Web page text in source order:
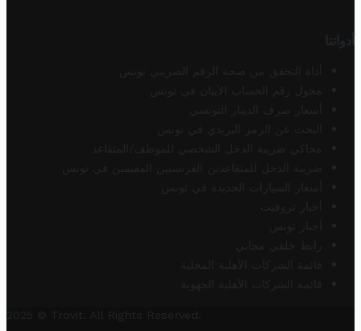
أدواتنا
أداة التحقق من صحة الرقم الضريبي تونس
محول رقم الحساب الآيبان في تونس
أسعار صرف الدينار التونسي
البحث عن الرمز البريدي في تونس
محاكي ضريبة الدخل الشخصي للموظف/المتقاعد
ضريبة الدخل للمتقاعدين الفرنسيين المقيمين في تونس
أسعار السيارات الجديدة في تونس
أخبار تروفيت
أخبار تونس
رابط خلفي مجاني
قائمة الشركات الأهلية المحلية
قائمة الشركات الأهلية الجهوية
2025 © Trovit. All Rights Reserved.